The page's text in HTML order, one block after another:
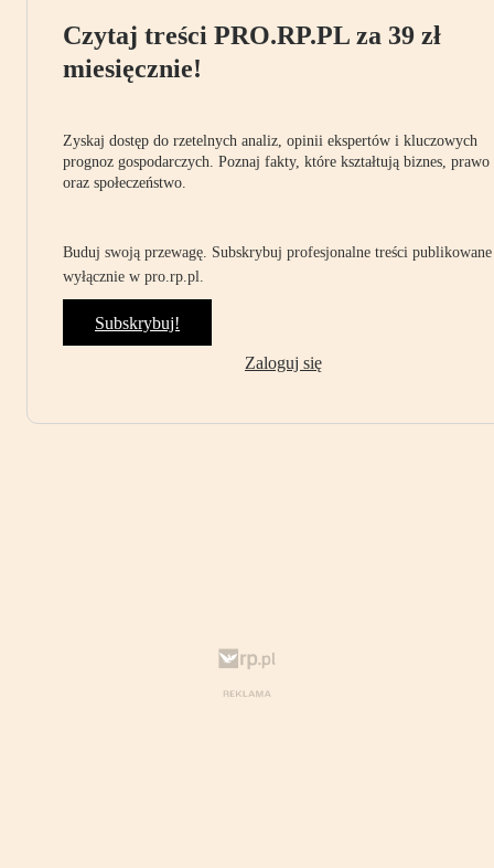
Czytaj treści PRO.RP.PL za 39 zł
miesięcznie!
Zyskaj dostęp do rzetelnych analiz, opinii ekspertów i kluczowych
prognoz gospodarczych. Poznaj fakty, które kształtują biznes, prawo
oraz społeczeństwo.
Buduj swoją przewagę. Subskrybuj profesjonalne treści publikowane
wyłącznie w pro.rp.pl.
Subskrybuj!
Zaloguj się